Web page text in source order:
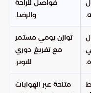
فواصل للراحة
والرضا.
توازن يومي مستمر
مع تفريغ دوري
للتوتر.
متاحة عبر الهوايات